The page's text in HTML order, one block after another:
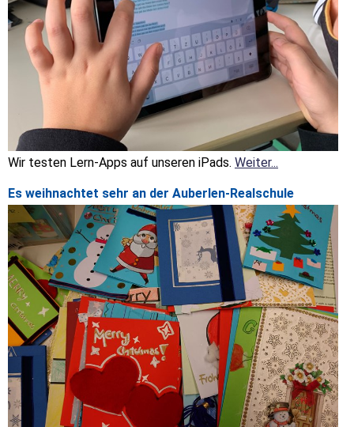
Wir testen Lern-Apps auf unseren iPads. Weiter...
Es weihnachtet sehr an der Auberlen-Realschule